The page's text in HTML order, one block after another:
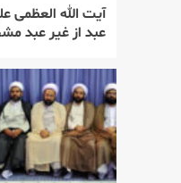
آیت الله العظمی
عبد از غیر عبد